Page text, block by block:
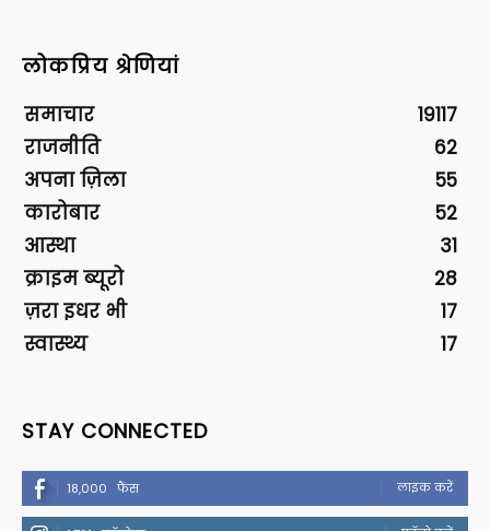
लोकप्रिय श्रेणियां
समाचार
19117
राजनीति
62
अपना ज़िला
55
कारोबार
52
आस्था
31
क्राइम ब्यूरो
28
ज़रा इधर भी
17
स्वास्थ्य
17
STAY CONNECTED
18,000 फैंस लाइक करें